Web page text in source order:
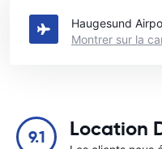
Haugesund
Montrer sur la
9.1 Location